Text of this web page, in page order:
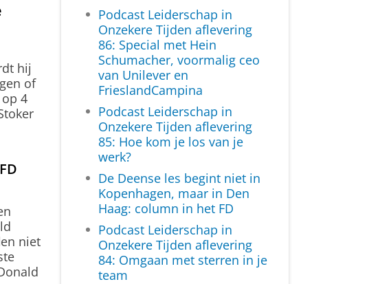
hij
of
4
niet
Podcast Leiderschap in
Onzekere Tijden aflevering
86: Special met Hein
Schumacher, voormalig ceo
van Unilever en
FrieslandCampina
Podcast Leiderschap in
Onzekere Tijden aflevering
85: Hoe kom je los van je
werk?
De Deense les begint niet in
Kopenhagen, maar in Den
Haag: column in het FD
Podcast Leiderschap in
Onzekere Tijden aflevering
84: Omgaan met sterren in je
team